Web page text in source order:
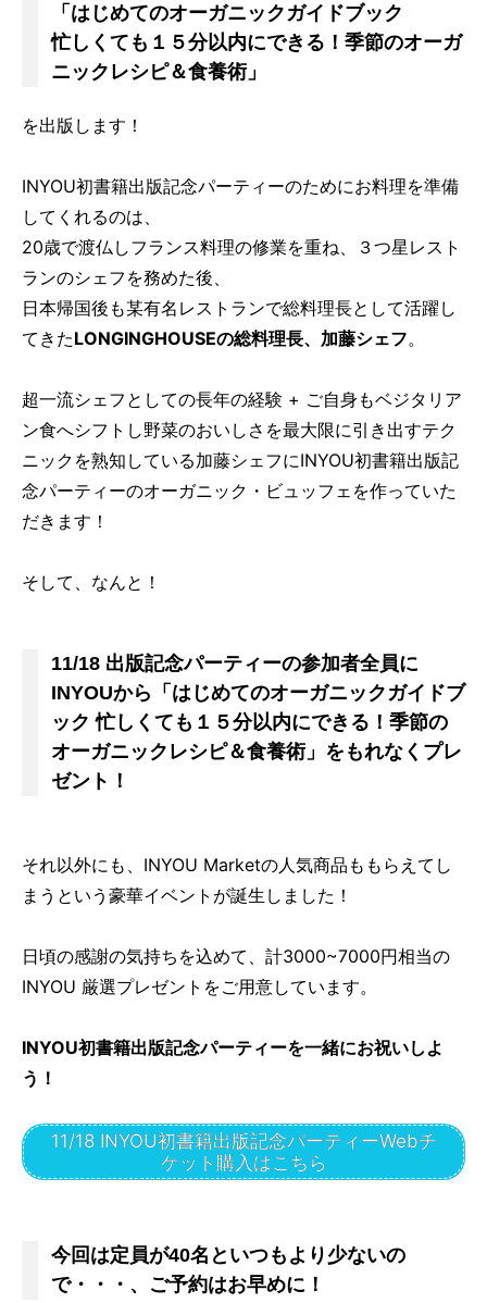
「はじめてのオーガニックガイドブック
忙しくても１５分以内にできる！季節のオーガ
ニックレシピ＆食養術」
を出版します！
INYOU初書籍出版記念パーティーのためにお料理を準備
してくれるのは、
20歳で渡仏しフランス料理の修業を重ね、３つ星レスト
ランのシェフを務めた後、
日本帰国後も某有名レストランで総料理長として活躍し
てきたLONGINGHOUSEの総料理長、加藤シェフ。
超一流シェフとしての長年の経験 + ご自身もベジタリア
ン食へシフトし野菜のおいしさを最大限に引き出すテク
ニックを熟知している加藤シェフにINYOU初書籍出版記
念パーティーのオーガニック・ビュッフェを作っていた
だきます！
そして、なんと！
11/18 出版記念パーティーの参加者全員に
INYOUから「はじめてのオーガニックガイドブ
ック 忙しくても１５分以内にできる！季節の
オーガニックレシピ＆食養術」をもれなくプレ
ゼント！
それ以外にも、INYOU Marketの人気商品ももらえてし
まうという豪華イベントが誕生しました！
日頃の感謝の気持ちを込めて、計3000~7000円相当の
INYOU 厳選プレゼントをご用意しています。
INYOU初書籍出版記念パーティーを一緒にお祝いしよ
う！
11/18 INYOU初書籍出版記念パーティーWebチ
ケット購入はこちら
今回は定員が40名といつもより少ないの
で・・・、ご予約はお早めに！